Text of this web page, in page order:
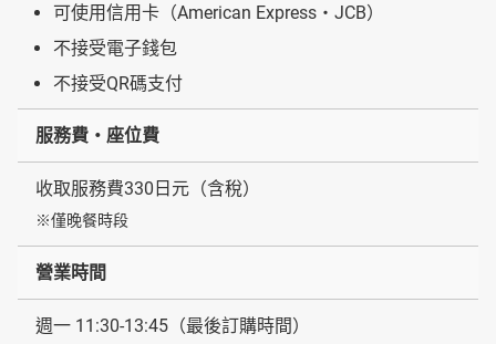
可使用信用卡（American Express・JCB）
不接受電子錢包
不接受QR碼支付
服務費・座位費
收取服務費330日元（含稅）
※僅晚餐時段
營業時間
週一 11:30-13:45（最後訂購時間）